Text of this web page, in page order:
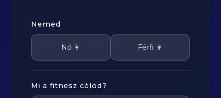
Nemed
Nő 👩 Férfi 👨
Mi a fitnesz célod?